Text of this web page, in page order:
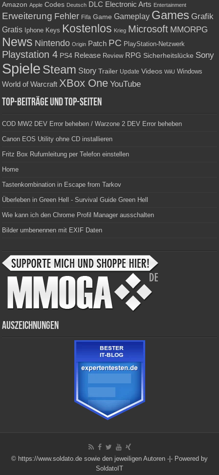
Amazon Apple Codes Deutsch DLC Electronic Arts Entertainment
Erweiterung Fehler Fifa Game Gameplay Games Grafik
Gratis Iphone Keys Kostenlos Krieg Microsoft MMORPG
News Nintendo Origin Patch PC PlayStation-Netzwerk
Playstation 4 PS4 Release Review RPG Sicherheitslücke Sony
Spiele Steam Story Trailer Update Videos WiiU Windows
World of Warcraft XBox One YouTube
Top-Beiträge und Top-Seiten
COD MW2 DEV Error beheben / Warzone 2 DEV Error beheben
Canon EOS Utility ohne CD installieren
Fritz Box Rufumleitung per Telefon einstellen
Home
Tastenkombination in Escape from Tarkov
Überleben in Green Hell - Survival Guide Green Hell
Wie kann ich den Chrome Profil Manager ausschalten
Bilder umbenennen mit EXIF Daten
Auszeichnungen
© https://www.soldato.de sowie den jeweiligen Autoren -|- Powered by
SoldatoIT